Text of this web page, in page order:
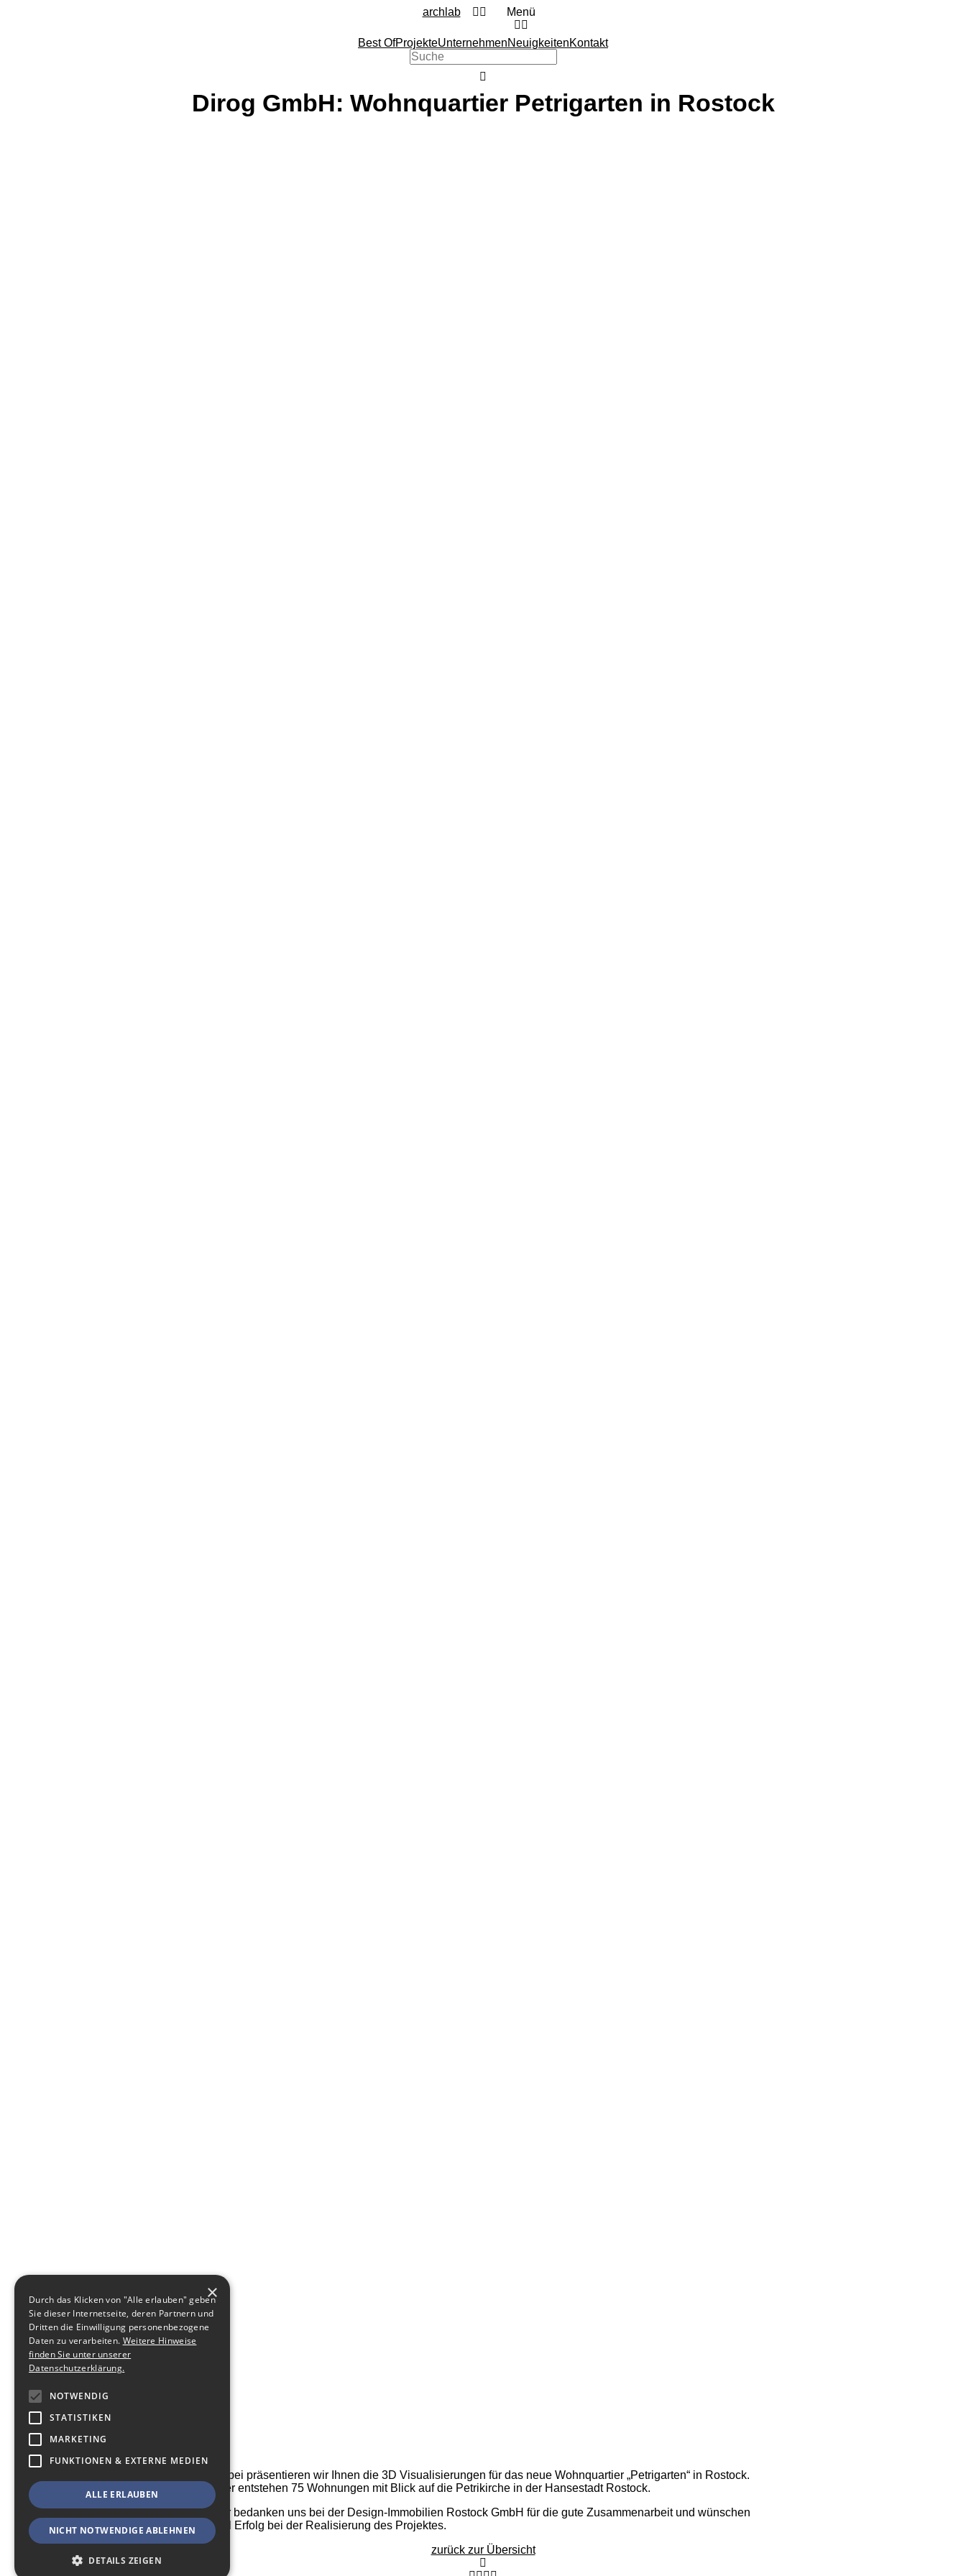
archlab Menü
Best OfProjekteUnternehmenNeuigkeitenKontakt
Dirog GmbH: Wohnquartier Petrigarten in Rostock
Anbei präsentieren wir Ihnen die 3D Visualisierungen für das neue Wohnquartier „Petrigarten“ in Rostock.
Hier entstehen 75 Wohnungen mit Blick auf die Petrikirche in der Hansestadt Rostock.
Wir bedanken uns bei der Design-Immobilien Rostock GmbH für die gute Zusammenarbeit und wünschen
viel Erfolg bei der Realisierung des Projektes.
zurück zur Übersicht
×
Durch das Klicken von "Alle erlauben" geben
Sie dieser Internetseite, deren Partnern und
Dritten die Einwilligung personenbezogene
Daten zu verarbeiten. Weitere Hinweise
finden Sie unter unserer
Datenschutzerklärung.
NOTWENDIG
STATISTIKEN
MARKETING
FUNKTIONEN & EXTERNE MEDIEN
ALLE ERLAUBEN
NICHT NOTWENDIGE ABLEHNEN
DETAILS ZEIGEN